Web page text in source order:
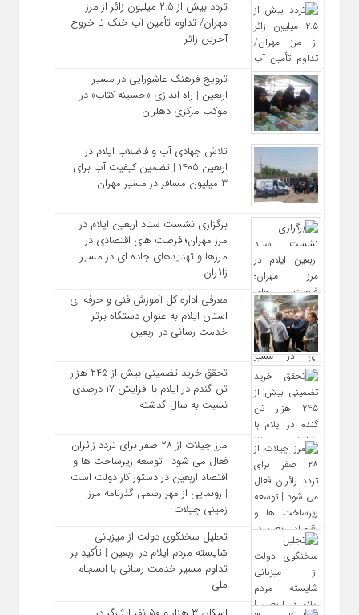
تردد بیش از ۲.۵ میلیون زائر از مرز
مهران/ تداوم تأمین آب خنک تا خروج
آخرین زائر
ترویج فرهنگ عاشورایی در مسیر
اربعین | راه‌ اندازی «حسینه کتاب» در
موکب مرکزی دهلران
تلاش جهادی آب و فاضلاب ایلام در
اربعین ۱۴۰۵ | تضمین کیفیت آب برای
۳ میلیون مسافر در مسیر مهران
برگزاری نشست ستاد اربعین ایلام در
مرز مهران؛ فرصت‌ های اقتصادی در
مرزها و تهدیدهای جاده‌ ای در مسیر
زائران
معرفی اداره کل آموزش فنی و حرفه‌ ای
استان ایلام به‌ عنوان دستگاه برتر
خدمت‌ رسانی در اربعین
تحقق خرید تضمینی بیش از ۲۴۵ هزار
تن گندم در ایلام با افزایش ۱۷ درصدی
نسبت به سال گذشته
مرز چیلات از ۲۸ صفر برای تردد زائران
فعال می‌ شود | توسعه زیرساخت‌ ها و
اقتصاد اربعین در دستور کار دولت است
| رونمایی از مهر رسمی گذرنامه مرز
زمینی چیلات
تجلیل سخنگوی دولت از میزبانی
شایسته مردم ایلام در اربعین | تأکید بر
تداوم مسیر خدمت‌ رسانی با انسجام
ملی